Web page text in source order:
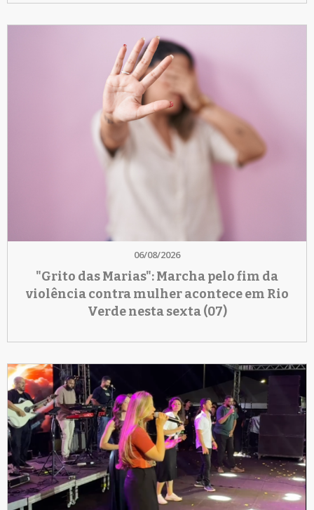
06/08/2026
"Grito das Marias": Marcha pelo fim da
violência contra mulher acontece em Rio
Verde nesta sexta (07)